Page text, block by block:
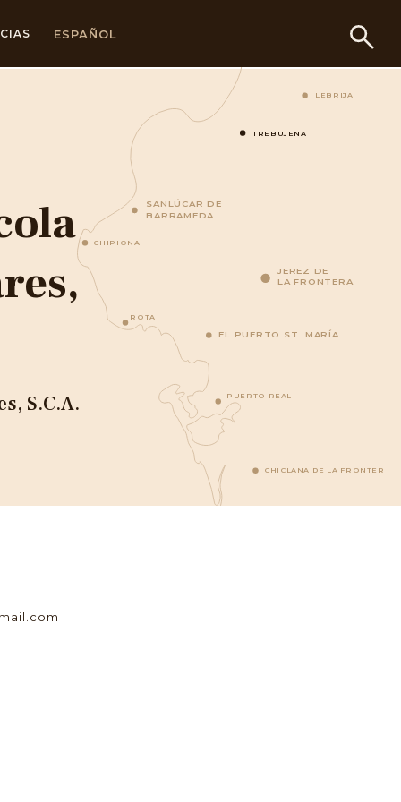
ESPAÑOL
S.C.A.
JEREZ DE
LA FRONTERA
SANLÚCAR DE
BARRAMEDA
CHIPIONA
TREBUJENA
LEBRIJA
EL PUERTO ST. MARÍA
CHICLANA DE LA FRONTERA
PUERTO REAL
ROTA